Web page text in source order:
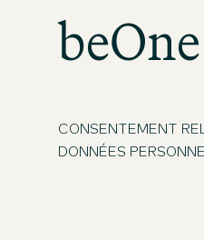
beOne
CONSENTEMENT
DONNÉES